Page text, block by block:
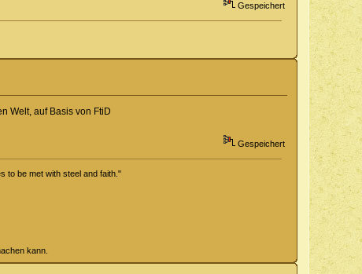
Gespeichert
Welt, auf Basis von FtiD
Gespeichert
to be met with steel and faith."
kann.